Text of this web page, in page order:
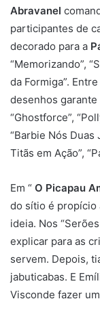
Abravanel
participantes de
decorado para a
“Memorizando”,
da Formiga”.
desenhos garante
“Ghostforce”,
“Barbie Nós Duas
Titãs em Ação”,
Em “ O Picapau
do sítio é propício
ideia. Nos
explicar para as
servem. Depois,
jabuticabas. E
Visconde fazer